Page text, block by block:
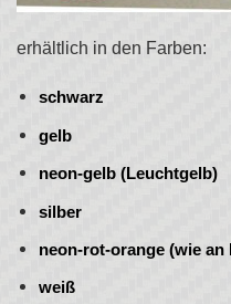
erhältlich in den Farben:
schwarz
gelb
neon-gelb (Leuchtgelb)
silber
neon-rot-orange (wie an
weiß